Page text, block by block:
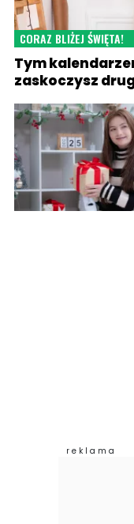
CORAZ BLIŻEJ ŚWIĘTA!
Tym
zaskoczysz